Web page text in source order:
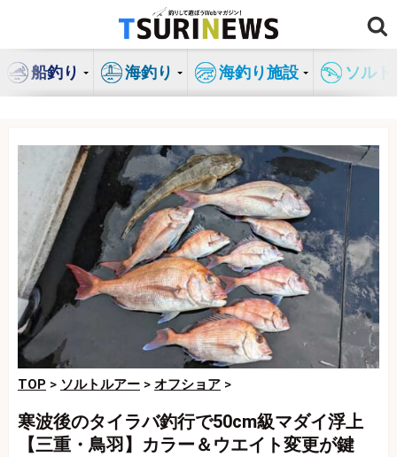
ン
船釣り 海釣り 海釣り施設 ソル
TOP > ソルトルアー > オフショア >
寒波後のタイラバ釣行で50cm級マダイ浮上
【三重・鳥羽】カラー＆ウエイト変更が鍵